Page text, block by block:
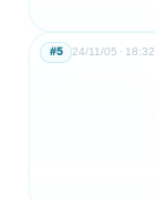
24/11/05 18:32
#5